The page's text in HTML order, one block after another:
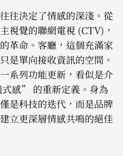
往決定了情感的深淺。從
視覺的聯網電視 (CTV)，
革命。客廳，這個充滿家
是單向接收資訊的空間。
系列功能更新，看似是介
感” 的重新定義。身為
是科技的迭代，而是品牌
立更深層情感共鳴的絕佳